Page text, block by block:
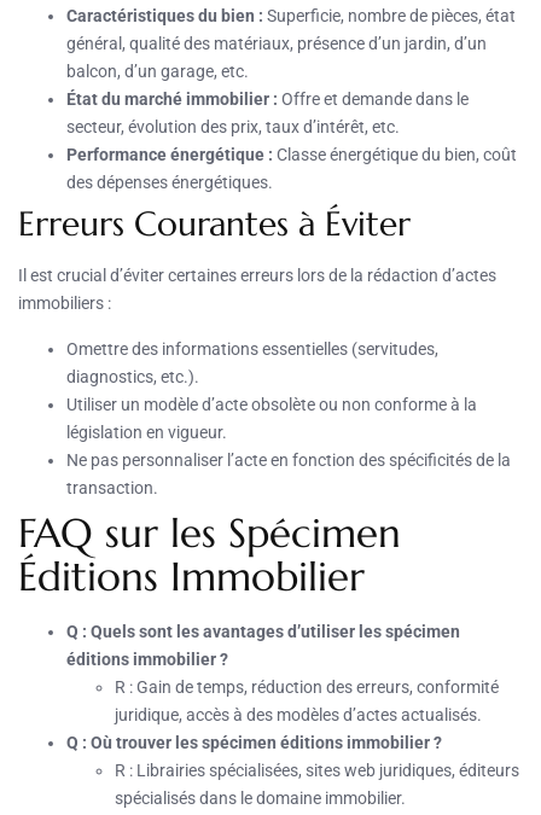
Caractéristiques du bien : Superficie, nombre de pièces, état
général, qualité des matériaux, présence d’un jardin, d’un
balcon, d’un garage, etc.
État du marché immobilier : Offre et demande dans le
secteur, évolution des prix, taux d’intérêt, etc.
Performance énergétique : Classe énergétique du bien, coût
des dépenses énergétiques.
Erreurs Courantes à Éviter
Il est crucial d’éviter certaines erreurs lors de la rédaction d’actes
immobiliers :
Omettre des informations essentielles (servitudes,
diagnostics, etc.).
Utiliser un modèle d’acte obsolète ou non conforme à la
législation en vigueur.
Ne pas personnaliser l’acte en fonction des spécificités de la
transaction.
FAQ sur les Spécimen
Éditions Immobilier
Q : Quels sont les avantages d’utiliser les spécimen
éditions immobilier ?
R : Gain de temps, réduction des erreurs, conformité
juridique, accès à des modèles d’actes actualisés.
Q : Où trouver les spécimen éditions immobilier ?
R : Librairies spécialisées, sites web juridiques, éditeurs
spécialisés dans le domaine immobilier.